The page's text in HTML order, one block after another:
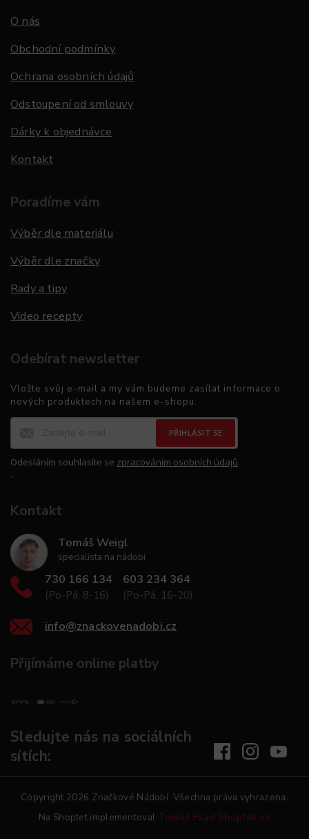
O nás
Obchodní podmínky
Ochrana osobních údajů
Odstoupení od smlouvy
Dárky k objednávce
Kontakt
Poradíme vám
Výběr dle materiálu
Výběr dle značky
Rady a tipy
Video recepty
Odebírat newsletter
Vložte svůj e-mail a my vám budeme zasílat informace o
nových produktech na našem e-shopu.
PŘIHLÁSIT SE
Odesláním souhlasíte se zpracováním osobních údajů
.
Kontakt
Tomáš Weigl
specialista na nádobí
730 166 134
(Po-Pá, 8-16)
603 234 364
(Po-Pá, 16-20)
info@znackovenadobi.cz
Přijímáme online platby
Sledujte nás na sociálních
sítích:
Copyright 2026 Značkové Nádobí. Všechna práva vyhrazena.
Na Shoptet implementoval Tomáš Hlad Shoptak.cz